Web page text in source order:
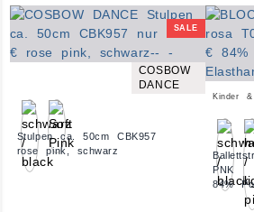
SALE
COSBOW
DANCE
Stulpen ca. 50cm CBK957
rose pink, schwarz
Kinder
PNK
84%